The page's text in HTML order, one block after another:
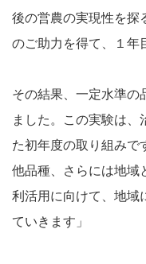
後の営農の実現性を探
のご助力を得て、１年
その結果、一定水準の
ました。この実験は、
た初年度の取り組みで
他品種、さらには地域
利活用に向けて、地域
ていきます」